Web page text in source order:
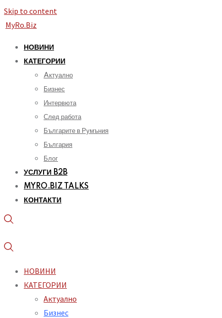
Skip to content
MyRo.Biz
НОВИНИ
КАТЕГОРИИ
Aктуално
Бизнес
Интервюта
След работа
Българите в Румъния
България
Блог
УСЛУГИ B2B
MYRO.BIZ TALKS
КОНТАКТИ
НОВИНИ
КАТЕГОРИИ
Aктуално
Бизнес